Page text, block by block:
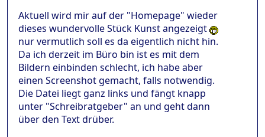
Aktuell wird mir auf der "Homepage" wieder
dieses wundervolle Stück Kunst angezeigt
nur vermutlich soll es da eigentlich nicht hin.
Da ich derzeit im Büro bin ist es mit dem
Bildern einbinden schlecht, ich habe aber
einen Screenshot gemacht, falls notwendig.
Die Datei liegt ganz links und fängt knapp
unter "Schreibratgeber" an und geht dann
über den Text drüber.